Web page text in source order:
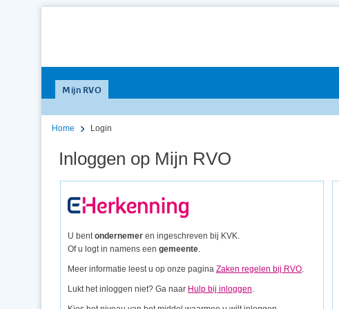
Mijn RVO
Home Login
Inloggen op Mijn RVO
U bentondernemeren ingeschreven bij KVK.
Of u logt in namens een gemeente.
Meer informatie leest u op onze pagina Zaken regelen bij RVO.
Lukt het inloggen niet? Ga naar Hulp bij inloggen.